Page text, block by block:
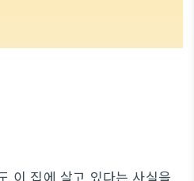
이 집에 살고 있다는 사실을